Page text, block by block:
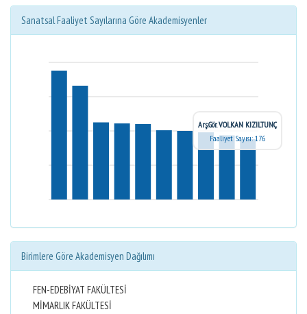
Sanatsal Faaliyet Sayılarına Göre Akademisyenler
Arş.Gör. VOLKAN KIZILTUNÇ
Faaliyet Sayısı: 176
Birimlere Göre Akademisyen Dağılımı
FEN-EDEBİYAT FAKÜLTESİ
MİMARLIK FAKÜLTESİ